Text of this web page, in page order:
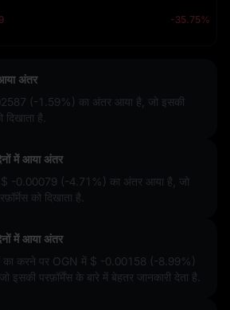
-35.75%
अंतर
(-1.59%) का अंतर आया है, जो इसकी
दिखाता है.
में आया अंतर
$ -0.00079 (-4.71%) का अंतर आया है, जो
को दिखाता है.
में आया अंतर
का करने पर OGN में $ -0.00158 (-8.99%)
इसकी परफ़ॉर्मेंस के बारे में बेहतर जानकारी देता है.